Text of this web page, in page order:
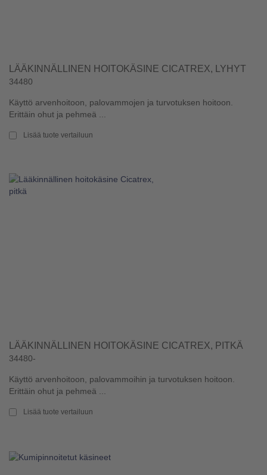
LÄÄKINNÄLLINEN HOITOKÄSINE CICATREX, LYHYT
34480
Käyttö arvenhoitoon, palovammojen ja turvotuksen hoitoon.
Erittäin ohut ja pehmeä ...
Lisää tuote vertailuun
LÄÄKINNÄLLINEN HOITOKÄSINE CICATREX, PITKÄ
34480-
Käyttö arvenhoitoon, palovammoihin ja turvotuksen hoitoon.
Erittäin ohut ja pehmeä ...
Lisää tuote vertailuun